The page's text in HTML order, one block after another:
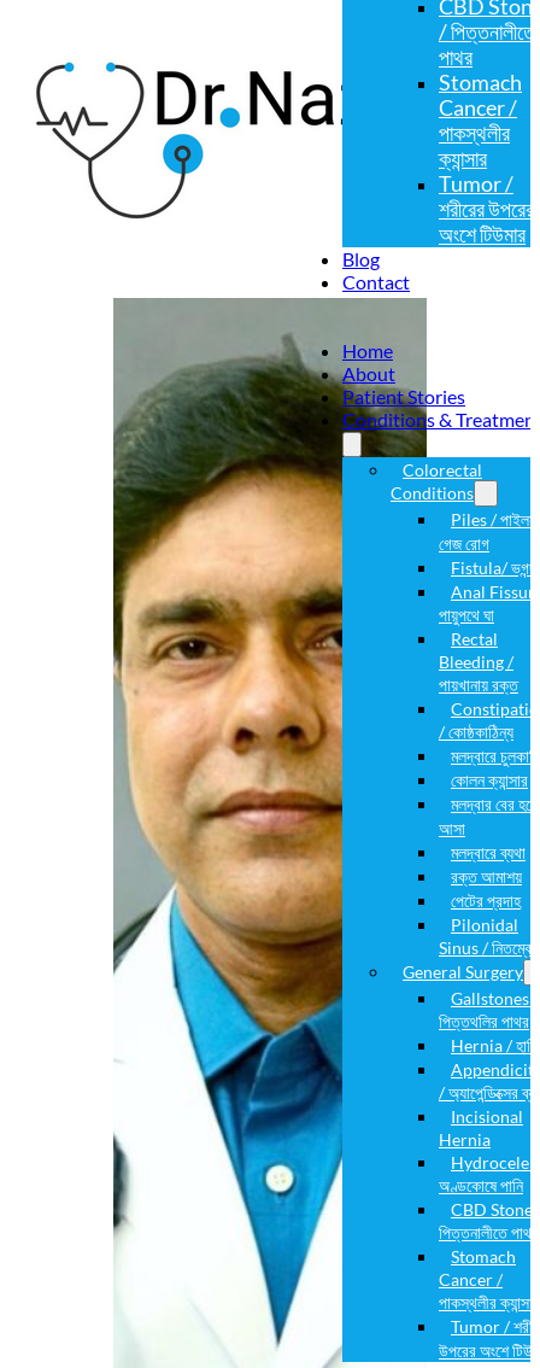
CBD
/ পিত্তনালীতে
পাথর
Stomach
Cancer /
পাকস্থলীর
ক্যান্সার
Tumor /
শরীরের উপরের
অংশে টিউমার
Blog
Contact
Home
About
Patient Stories
Conditions &
Colorectal
Conditions
Piles /
গেজ রোগ
Fistula/
Anal
পায়ুপথে ঘা
Rectal
Bleeding /
পায়খানায় রক্ত
/ কোষ্ঠকাঠিন্য
মলদ্বারে চুলকানি
কোলন ক্যান্সার
মলদ্বার বের হয়ে
আসা
মলদ্বারে ব্যথা
রক্ত আমাশয়
পেটের প্রদাহ
Pilonidal
Sinus / নিতম্বের
General Surgery
Gallstones /
পিত্তথলির পাথর
Hernia /
/ অ্যাপেন্ডিক্সের
Incisional
Hernia
Hydrocele /
অণ্ডকোষে পানি
CBD Stone
পিত্তনালীতে পাথর
Stomach
Cancer /
পাকস্থলীর ক্যান্সার
Tumor /
উপরের অংশে